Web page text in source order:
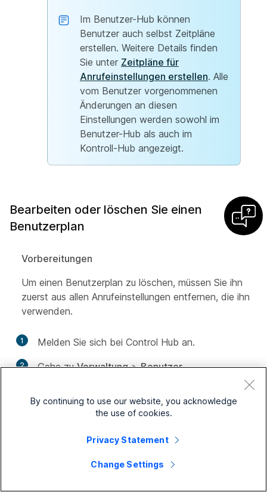
Im Benutzer-Hub können
Benutzer auch selbst Zeitpläne
erstellen. Weitere Details finden
Sie unter Zeitpläne für
Anrufeinstellungen erstellen. Alle
vom Benutzer vorgenommenen
Änderungen an diesen
Einstellungen werden sowohl im
Benutzer-Hub als auch im
Kontroll-Hub angezeigt.
Bearbeiten oder löschen Sie einen
Benutzerplan
Vorbereitungen
Um einen Benutzerplan zu löschen, müssen Sie ihn
zuerst aus allen Anrufeinstellungen entfernen, die ihn
verwenden.
1 Melden Sie sich bei Control Hub an.
2 Gehe zuVerwaltung>Benutzer.
auf die RegisterkarteCalling
wählen SieZeitpläneaus.
Es wird eine Liste der erstellten Zeitpläne und
By continuing to use our website, you acknowledge
the use of cookies.
Privacy Statement
Change Settings